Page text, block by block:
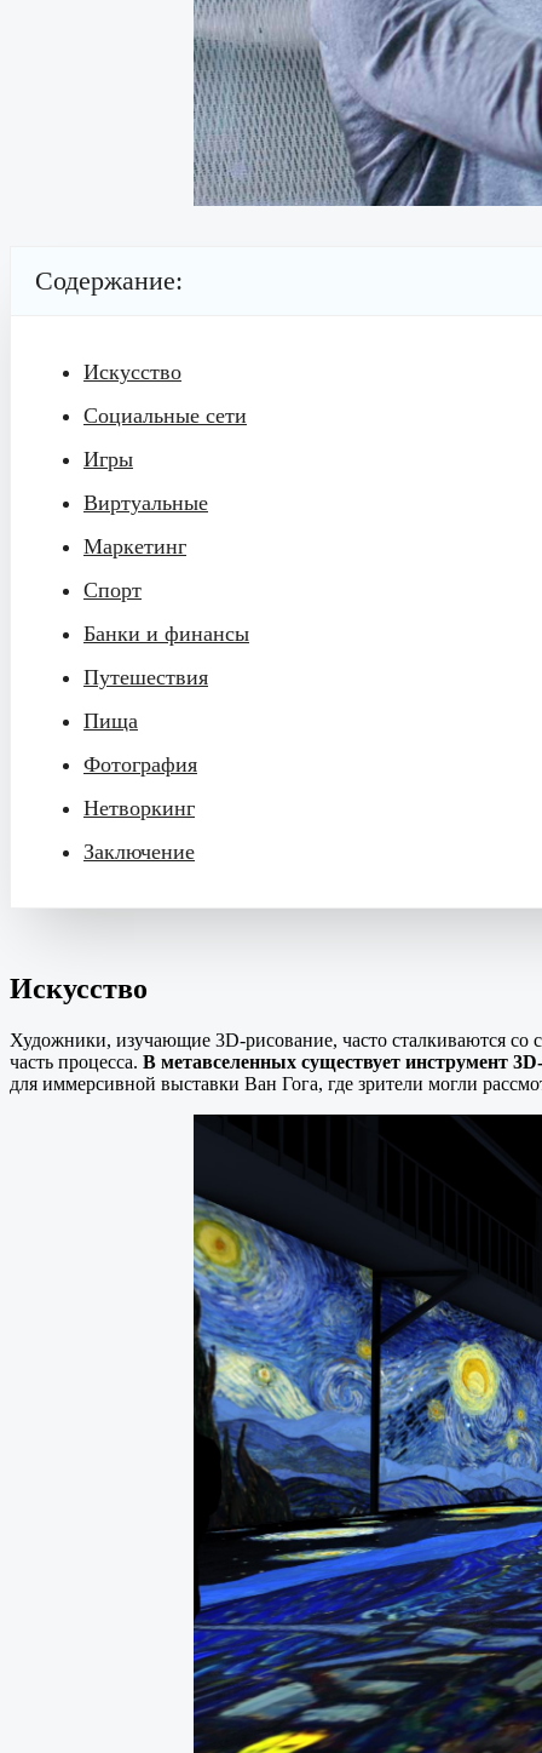
Содержание:
Искусство
Социальные сети
Игры
Виртуальные
Маркетинг
Спорт
Банки и финансы
Путешествия
Пища
Фотография
Нетворкинг
Заключение
Искусство
Художники, изучающие 3D-рисование, часто сталкиваются со
часть процесса. В метавселенных существует инструмент
для иммерсивной выставки Ван Гога, где зрители могли